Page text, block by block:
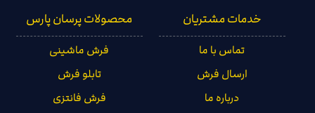
خدمات مشتریان
تماس با ما
ارسال فرش
درباره ما
محصولات پرسان پارس
فرش ماشینی
تابلو فرش
فرش فانتزی